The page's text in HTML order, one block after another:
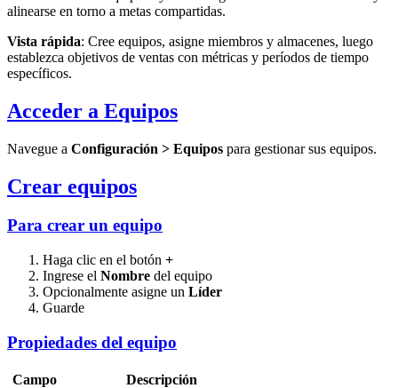
alinearse en torno a metas compartidas.
Vista rápida: Cree equipos, asigne miembros y almacenes, luego
establezca objetivos de ventas con métricas y períodos de tiempo
específicos.
Acceder a Equipos
Navegue a Configuración > Equipos para gestionar sus equipos.
Crear equipos
Para crear un equipo
Haga clic en el botón +
Ingrese el Nombre del equipo
Opcionalmente asigne un Líder
Guarde
Propiedades del equipo
Campo
Descripción